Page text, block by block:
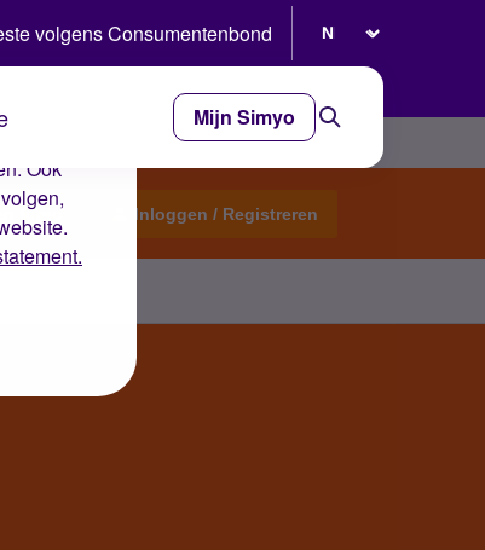
op de
Ook
volgens Consumentenbond
Mijn Simyo
topic Inloggen / Registreren